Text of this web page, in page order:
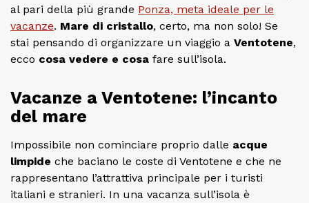
al pari della più grande Ponza, meta ideale per le
vacanze. Mare di cristallo, certo, ma non solo! Se
stai pensando di organizzare un viaggio a Ventotene,
ecco cosa vedere e cosa fare sull’isola.
Vacanze a Ventotene: l’incanto
del mare
Impossibile non cominciare proprio dalle acque
limpide che baciano le coste di Ventotene e che ne
rappresentano l’attrattiva principale per i turisti
italiani e stranieri. In una vacanza sull’isola è